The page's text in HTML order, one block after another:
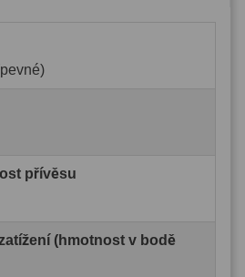
přívěsu
(hmotnost v bodě